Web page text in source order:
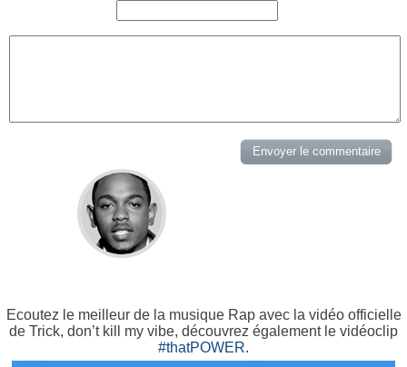
Ecoutez le meilleur de la musique Rap avec la vidéo officielle
de Trick, don’t kill my vibe, découvrez également le vidéoclip
#thatPOWER.